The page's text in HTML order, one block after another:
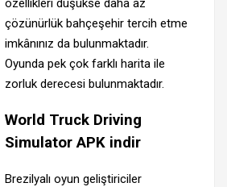
çözünürlük bahçeşehir tercih etme
imkânınız da bulunmaktadır.
Oyunda pek çok farklı harita ile
zorluk derecesi bulunmaktadır.
World Truck Driving
Simulator APK indir
Brezilyalı oyun geliştiriciler